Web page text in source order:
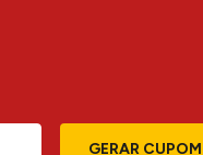
GERAR CUPOM